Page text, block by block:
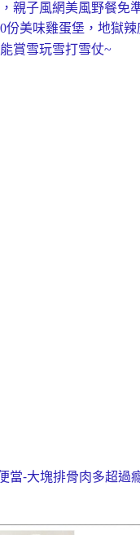
親子風網美風野餐免
份美味雞蛋堡，地獄
賞雪玩雪打雪仗~
當-大塊排骨肉多超過